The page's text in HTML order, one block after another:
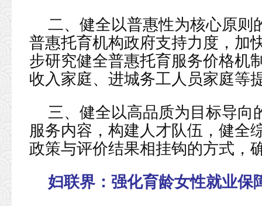
二、健全以普惠性为核心原则
普惠托育机构政府支持力度，加
步研究健全普惠托育服务价格机
收入家庭、进城务工人员家庭等
三、健全以高品质为目标导向
服务内容，构建人才队伍，健全
政策与评价结果相挂钩的方式，
妇联界： 强化育龄女性就业保